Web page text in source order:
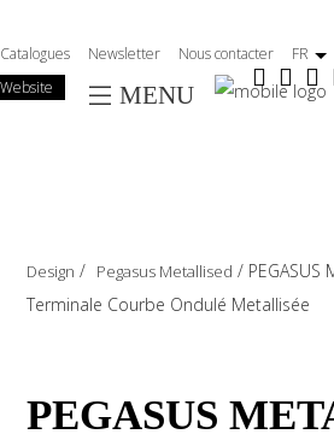
al
contenuto
Catalogues Newsletter Nous contacter FR
Website
MENU
Design / Pegasus Metallised / PEGASUS
Terminale Courbe Ondulé Metallisée
PEGASUS